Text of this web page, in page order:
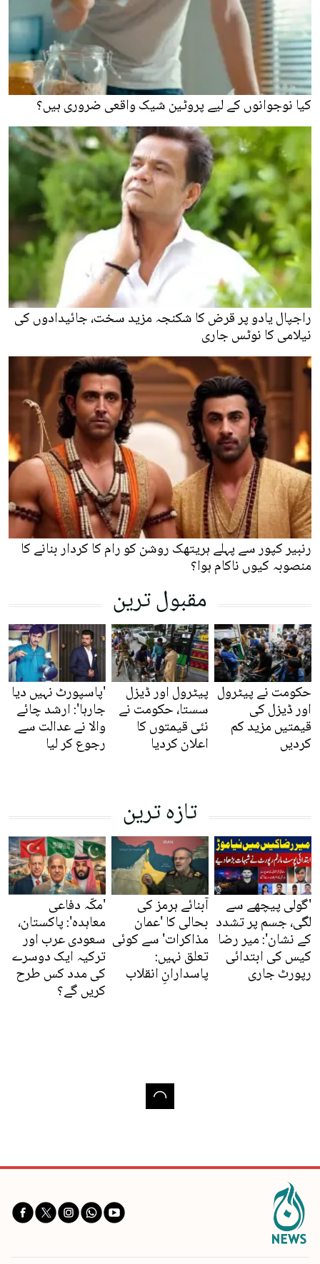
کیا نوجوانوں کے لیے پروٹین شیک واقعی ضروری ہیں؟
راجپال یادو پر قرض کا شکنجہ مزید سخت، جائیدادوں کی
نیلامی کا نوٹس جاری
رنبیر کپور سے پہلے ہریتھک روشن کو رام کا کردار بنانے کا
منصوبہ کیوں ناکام ہوا؟
مقبول ترین
حکومت نے پیٹرول
اور ڈیزل کی
قیمتیں مزید کم
کردیں
پیٹرول اور ڈیزل
سستا، حکومت نے
نئی قیمتوں کا
اعلان کردیا
'پاسپورٹ نہیں دیا
جارہا': ارشد چائے
والا نے عدالت سے
رجوع کر لیا
تازہ ترین
'گولی پیچھے سے
لگی، جسم پر تشدد
کے نشان': میر رضا
کیس کی ابتدائی
رپورٹ جاری
آبنائے ہرمز کی
بحالی کا 'عمان
مذاکرات' سے کوئی
تعلق نہیں:
پاسدارانِ انقلاب
'مکّہ دفاعی
معاہدہ': پاکستان،
سعودی عرب اور
ترکیہ ایک دوسرے
کی مدد کس طرح
کریں گے؟